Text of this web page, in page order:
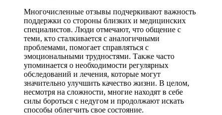
Многочисленные отзывы подчеркивают важность
поддержки со стороны близких и медицинских
специалистов. Люди отмечают, что общение с
теми, кто сталкивается с аналогичными
проблемами, помогает справляться с
эмоциональными трудностями. Также часто
упоминается о необходимости регулярных
обследований и лечения, которые могут
значительно улучшить качество жизни. В целом,
несмотря на сложности, многие находят в себе
силы бороться с недугом и продолжают искать
способы облегчить свое состояние.